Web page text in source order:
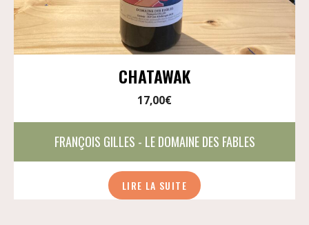
CHATAWAK
17,00€
FRANÇOIS GILLES - LE DOMAINE DES FABLES
LIRE LA SUITE